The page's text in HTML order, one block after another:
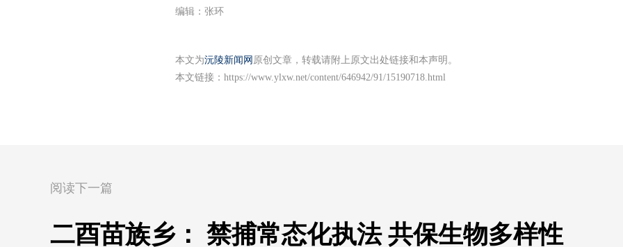
编辑：张环
本文为沅陵新闻网 原创文章，转载请附上原文出处链接和本声明。
本文链接： https://www.ylxw.net/content/646942/91/15190718.html
阅读下一篇
二酉苗族乡： 禁捕常态化执法 共保生物多样性